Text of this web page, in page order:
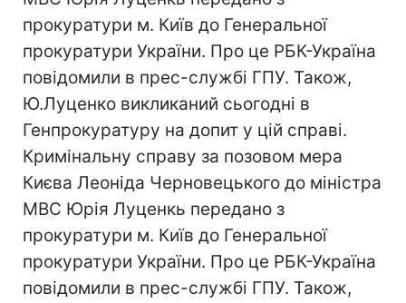
прокуратури м. Київ до Генеральної
прокуратури України. Про це РБК-Україна
повідомили в прес-службі ГПУ. Також,
Ю.Луценко викликаний сьогодні в
Генпрокуратуру на допит у цій справі.
Кримінальну справу за позовом мера
Києва Леоніда Черновецького до міністра
МВС Юрія Луценкь передано з
прокуратури м. Київ до Генеральної
прокуратури України. Про це РБК-Україна
повідомили в прес-службі ГПУ. Також,